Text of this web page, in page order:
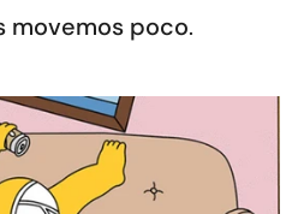
movemos poco.